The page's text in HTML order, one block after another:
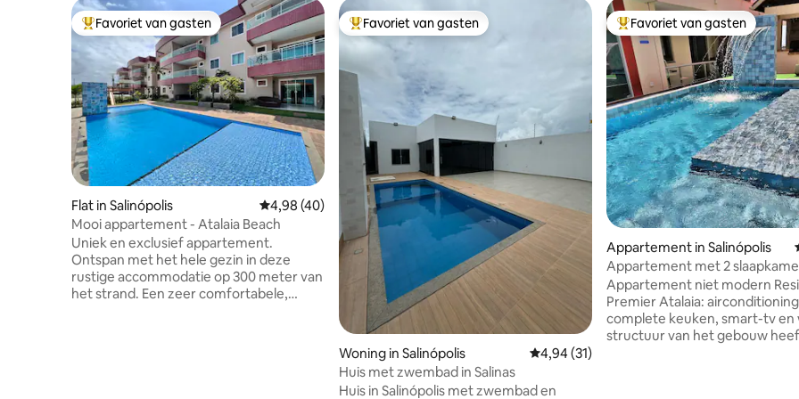
Topfavoriet van gasten
Favoriet van gasten
Flat in Salinópolis Gemiddelde beoordeling van 4,98 op 5, 40 recensies
4,98 (40)
Mooi appartement - Atalaia Beach
Uniek en exclusief appartement.
Ontspan met het hele gezin in deze
rustige accommodatie op 300 meter van
het strand. Een zeer comfortabele,
Topfavoriet van gasten
Favoriet van gasten
Woning in Salinópolis Gemiddelde beoordeling van 4,94 op 5, 31
4,94 (31)
Huis met zwembad in Salinas
Huis in Salinópolis met zwembad en
Topfavoriet van gasten
Favoriet van gasten
Appartement in Salinópolis
Appartement met 2
m van het strand van Atalaia
Appartement niet modern
Premier Atalaia:
complete keuken, smart-tv en
structuur van het gebouw